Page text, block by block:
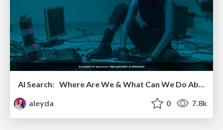
AI Search: Where Are We & What Can We Do About It?
aleyda
0 7.8k